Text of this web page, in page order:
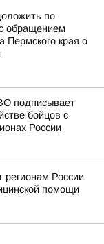
по
обращением
Пермского края о
подписывает
бойцов с
России
регионам России
помощи